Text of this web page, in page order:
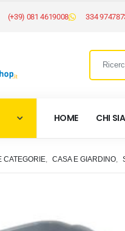
(+39) 081 4619008 334
HOME CHI
CATEGORIE, CASA E GIARDINO,